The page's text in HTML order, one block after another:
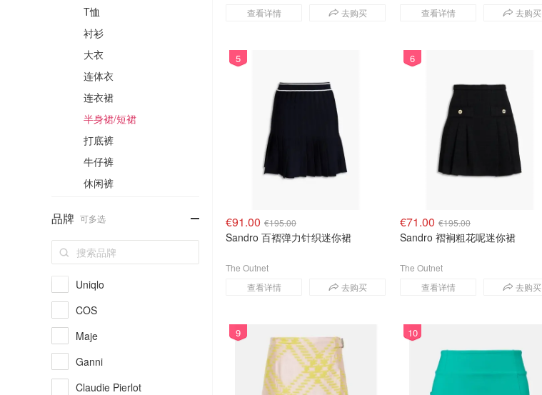
T恤
衬衫
大衣
连体衣
连衣裙
半身裙/短裙
打底裤
牛仔裤
休闲裤
品牌 可多选
Uniqlo
COS
Maje
Ganni
Claudie Pierlot
查看详情 去购买 查看详情 去购买
5
€91.00 €195.00
Sandro 百褶弹力针织迷你裙
查看详情 去购买
The Outnet
6
€71.00 €195.00
Sandro 褶裥粗花呢迷你裙
查看详情 去购买
The Outnet
9 10